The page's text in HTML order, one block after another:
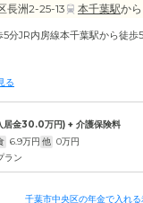
長洲2-25-13 本千葉駅か
分JR内房線本千葉駅から徒歩
る
居金30.0万円) + 介護保険料
6.9万円 他 0万円
ラン
千葉市中央区の年金で入れ